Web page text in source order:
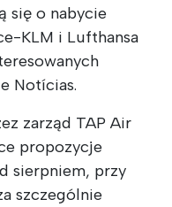
się o nabycie
KLM i Lufthansa
Notícias.
zarząd TAP Air
propozycje
sierpniem, przy
szczególnie